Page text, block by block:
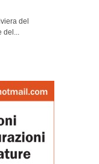
del
del...